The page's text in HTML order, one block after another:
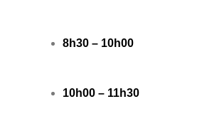
8h30 – 10h00
10h00 – 11h30